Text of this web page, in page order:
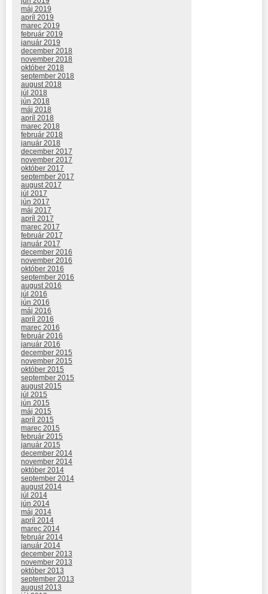
máj 2019
apríl 2019
marec 2019
február 2019
január 2019
december 2018
november 2018
október 2018
september 2018
august 2018
júl 2018
jún 2018
máj 2018
apríl 2018
marec 2018
február 2018
január 2018
december 2017
november 2017
október 2017
september 2017
august 2017
júl 2017
jún 2017
máj 2017
apríl 2017
marec 2017
február 2017
január 2017
december 2016
november 2016
október 2016
september 2016
august 2016
júl 2016
jún 2016
máj 2016
apríl 2016
marec 2016
február 2016
január 2016
december 2015
november 2015
október 2015
september 2015
august 2015
júl 2015
jún 2015
máj 2015
apríl 2015
marec 2015
február 2015
január 2015
december 2014
november 2014
október 2014
september 2014
august 2014
júl 2014
jún 2014
máj 2014
apríl 2014
marec 2014
február 2014
január 2014
december 2013
november 2013
október 2013
september 2013
august 2013